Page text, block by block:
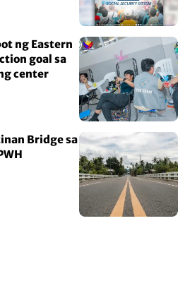
ng Eastern
goal sa
center
Bridge sa